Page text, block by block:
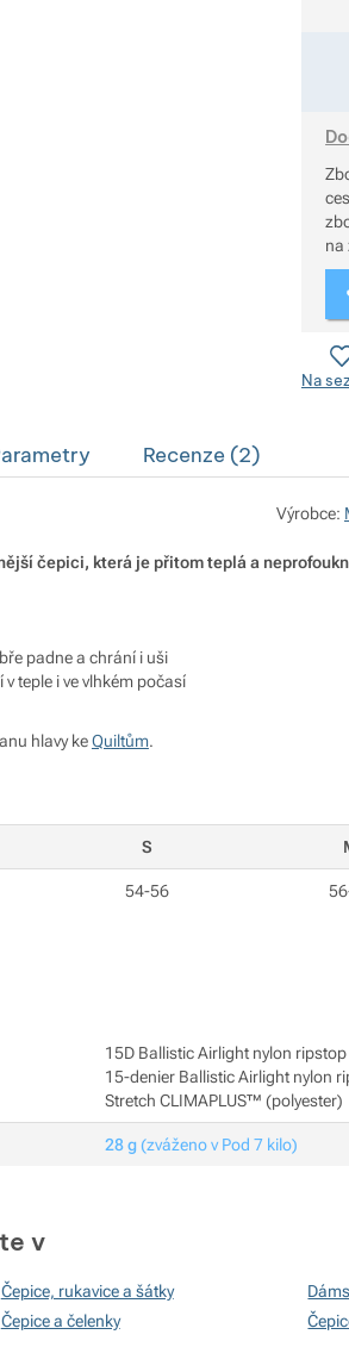
cestě. Využijte službu Hlídat
zboží
na
Na
Recenze (2)
Výrobce:
čepici, která je přitom teplá a
padne a chrání i uši
teple i ve vlhkém počasí
hlavy keQuiltům.
S
54-56
15D Ballistic Airlight nylon ripstop
15-denier Ballistic Airlight nylon
Stretch CLIMAPLUS™ (polyester)
28 g (zváženo v Pod 7 kilo)
v
Čepice, rukavice a šátky
Čepice a čelenky